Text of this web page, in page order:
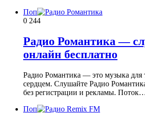
Поп
0 244
Радио Романтика —
онлайн бесплатно
Радио Романтика — это музыка для
сердцем. Слушайте Радио
без регистрации и рекламы.
Поп